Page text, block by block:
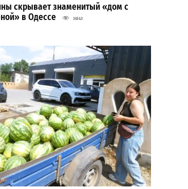
скрывает знаменитый «дом с
в Одессе
34143